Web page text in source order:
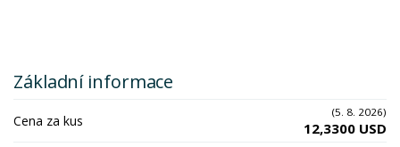
Základní informace
Cena za kus (5. 8. 2026)
12,3300 USD